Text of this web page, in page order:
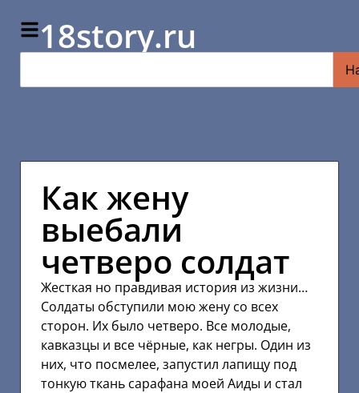
18story.ru
Как жену
выебали
четверо солдат
Жесткая но правдивая история из жизни…
Солдаты обступили мою жену со всех
сторон. Их было четверо. Все молодые,
кавказцы и все чёрные, как негры. Один из
них, что посмелее, запустил лапищу под
тонкую ткань сарафана моей Аиды и стал